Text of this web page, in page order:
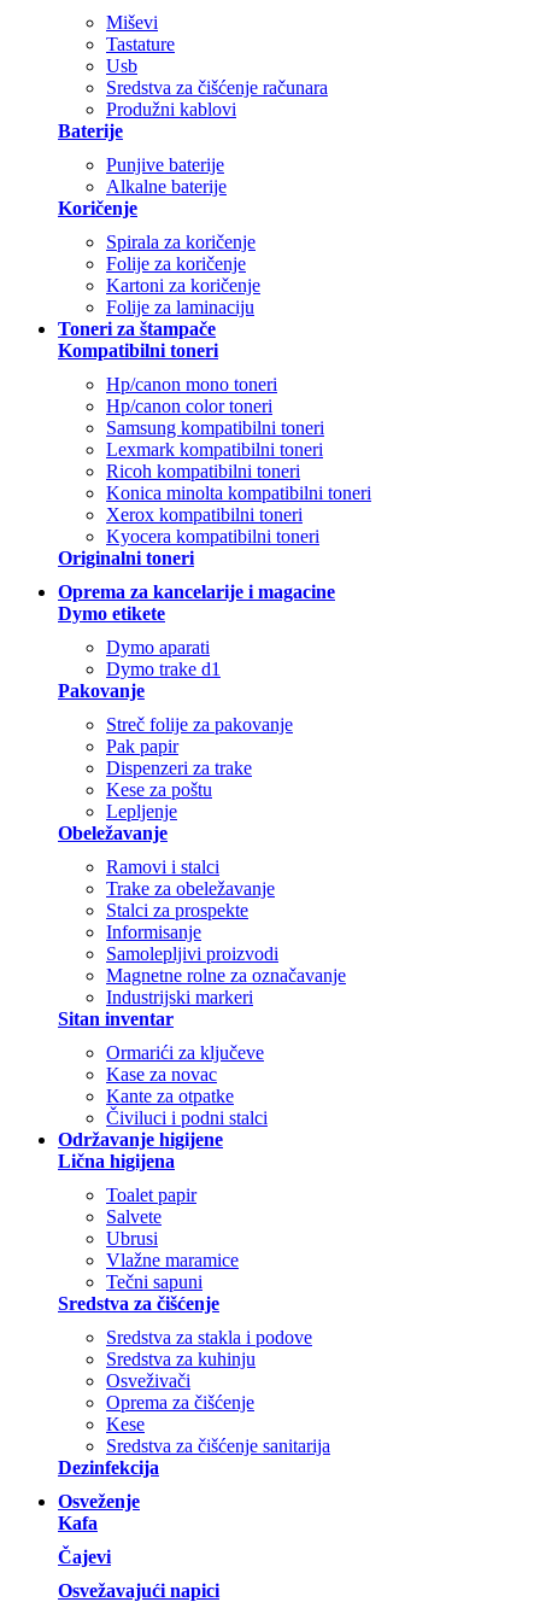
Miševi
Tastature
Usb
Sredstva za čišćenje računara
Produžni kablovi
Baterije
Punjive baterije
Alkalne baterije
Koričenje
Spirala za koričenje
Folije za koričenje
Kartoni za koričenje
Folije za laminaciju
Toneri za štampače
Kompatibilni toneri
Hp/canon mono toneri
Hp/canon color toneri
Samsung kompatibilni toneri
Lexmark kompatibilni toneri
Ricoh kompatibilni toneri
Konica minolta kompatibilni toneri
Xerox kompatibilni toneri
Kyocera kompatibilni toneri
Originalni toneri
Oprema za kancelarije i magacine
Dymo etikete
Dymo aparati
Dymo trake d1
Pakovanje
Streč folije za pakovanje
Pak papir
Dispenzeri za trake
Kese za poštu
Lepljenje
Obeležavanje
Ramovi i stalci
Trake za obeležavanje
Stalci za prospekte
Informisanje
Samolepljivi proizvodi
Magnetne rolne za označavanje
Industrijski markeri
Sitan inventar
Ormarići za ključeve
Kase za novac
Kante za otpatke
Čiviluci i podni stalci
Održavanje higijene
Lična higijena
Toalet papir
Salvete
Ubrusi
Vlažne maramice
Tečni sapuni
Sredstva za čišćenje
Sredstva za stakla i podove
Sredstva za kuhinju
Osveživači
Oprema za čišćenje
Kese
Sredstva za čišćenje sanitarija
Dezinfekcija
Osveženje
Kafa
Čajevi
Osvežavajući napici